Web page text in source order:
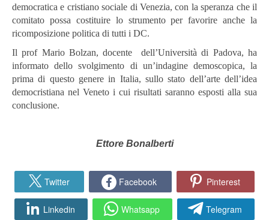
democratica e cristiano sociale di Venezia, con la speranza che il
comitato possa costituire lo strumento per favorire anche la
ricomposizione politica di tutti i DC.
Il prof Mario Bolzan, docente dell’Università di Padova, ha
informato dello svolgimento di un’indagine demoscopica, la
prima di questo genere in Italia, sullo stato dell’arte dell’idea
democristiana nel Veneto i cui risultati saranno esposti alla sua
conclusione.
Ettore Bonalberti
Twitter Facebook Pinterest
Linkedin Whatsapp Telegram